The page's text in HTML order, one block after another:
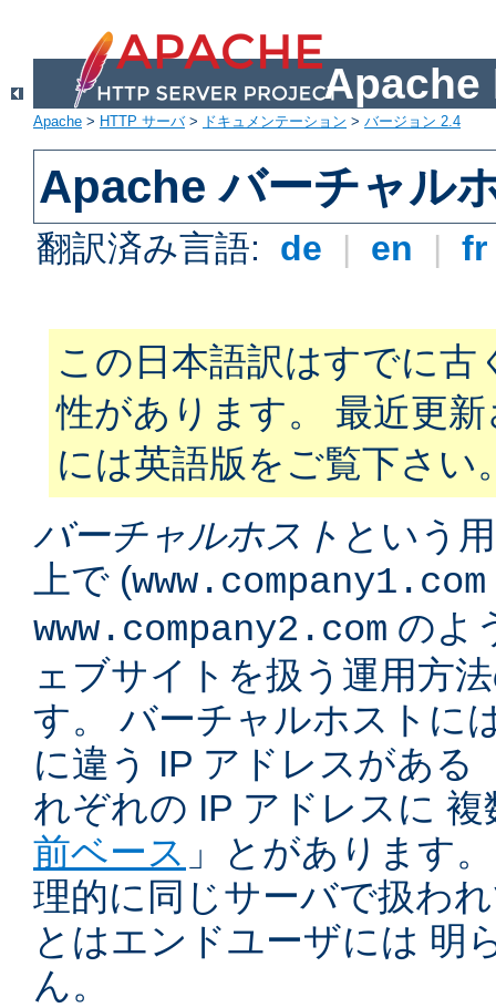
Apache
Apache > HTTP サーバ> ドキュメンテーション > バージョン 2.4
Apache バーチャル
翻訳済み言語: de | en |
この日本語訳はすでに古
性があります。 最近更
には英語版をご覧下さい
バーチャルホスト という
上で (www.company1.com
www.company2.com のよ
ェブサイトを扱う運用方
す。 バーチャルホストに
に違う IP アドレスがある
れぞれの IP アドレスに
前ベース 」とがあります
理的に同じサーバで扱わ
とはエンドユーザには 明
ん。